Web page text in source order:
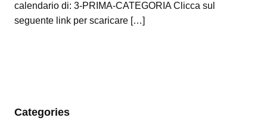
calendario di: 3-PRIMA-CATEGORIA Clicca sul
seguente link per scaricare […]
Categories